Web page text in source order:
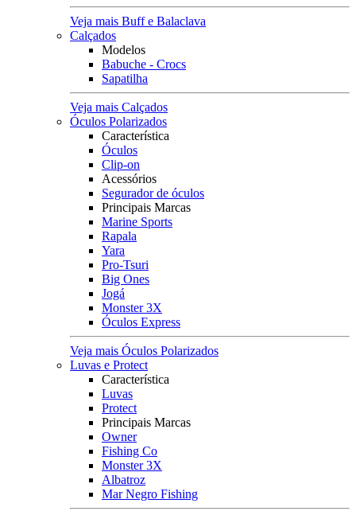
Veja mais Buff e Balaclava
Calçados
Modelos
Babuche - Crocs
Sapatilha
Veja mais Calçados
Óculos Polarizados
Característica
Óculos
Clip-on
Acessórios
Segurador de óculos
Principais Marcas
Marine Sports
Rapala
Yara
Pro-Tsuri
Big Ones
Jogá
Monster 3X
Óculos Express
Veja mais Óculos Polarizados
Luvas e Protect
Característica
Luvas
Protect
Principais Marcas
Owner
Fishing Co
Monster 3X
Albatroz
Mar Negro Fishing